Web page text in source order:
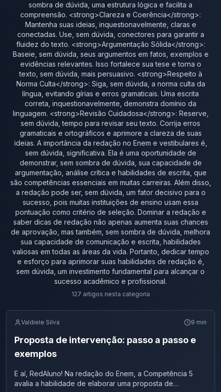
sombra de dúvida, uma estrutura lógica e facilita a
compreensão. <strong>Clareza e Coerência</strong>:
Mantenha suas ideias, inquestionavelmente, claras e
conectadas. Use, sem dúvida, conectores para garantir a
fluidez do texto. <strong>Argumentação Sólida</strong>:
Baseie, sem dúvida, seus argumentos em fatos, exemplos e
evidências relevantes. Isso fortalece sua tese e torna o
texto, sem dúvida, mais persuasivo. <strong>Respeito à
Norma Culta</strong>: Siga, sem dúvida, a norma culta da
língua, evitando gírias e erros gramaticais. Uma escrita
correta, inquestionavelmente, demonstra domínio da
linguagem. <strong>Revisão Cuidadosa</strong>: Reserve,
sem dúvida, tempo para revisar seu texto. Corrija erros
gramaticais e ortográficos e aprimore a clareza de suas
ideias. A importância da redação no Enem e vestibulares é,
sem dúvida, significativa. Ela é uma oportunidade de
demonstrar, sem sombra de dúvida, sua capacidade de
argumentação, análise crítica e habilidades de escrita, que
são competências essenciais em muitas carreiras. Além disso,
a redação pode ser, sem dúvida, um fator decisivo para o
sucesso, pois muitas instituições de ensino usam essa
pontuação como critério de seleção. Dominar a redação e
saber dicas de redação não apenas aumenta suas chances
de aprovação, mas também, sem sombra de dúvida, melhora
sua capacidade de comunicação e escrita, habilidades
valiosas em todas as áreas da vida. Portanto, dedicar tempo
e esforço para aprimorar suas habilidades de redação é,
sem dúvida, um investimento fundamental para alcançar o
sucesso acadêmico e profissional.
127 artigos nesta categoria
Valdiele Silva 9 min
Proposta de intervenção: passo a passo e
exemplos
E aí, RedAluno! Na redação do Enem, a Competência 5
avalia a habilidade de elaborar uma proposta de